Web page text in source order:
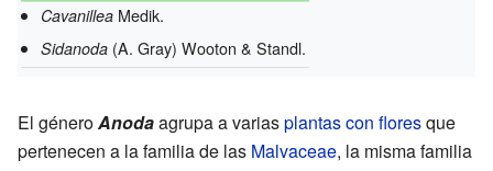
CavanilleaMedik.
Sidanoda(A. Gray) Wooton & Standl.
El géneroAnodaagrupa a variasplantas con floresque
pertenecen a la familia de las Malvaceae, la misma familia